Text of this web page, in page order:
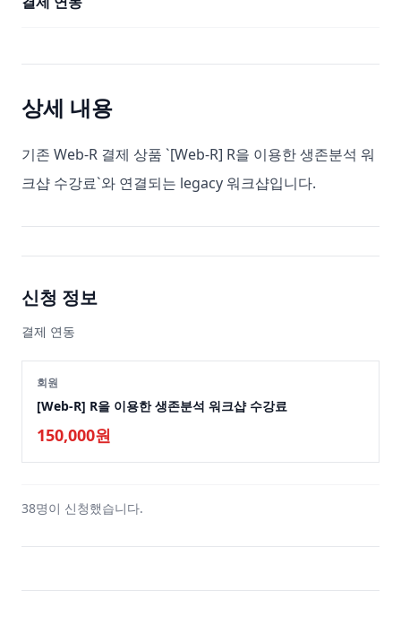
상세 내용
기존 Web-R 결제 상품 `[Web-R] R을 이용한 생존분석 워
크샵 수강료`와 연결되는 legacy 워크샵입니다.
신청 정보
결제 연동
회원
[Web-R] R을 이용한 생존분석 워크샵 수강료
150,000원
38명이 신청했습니다.